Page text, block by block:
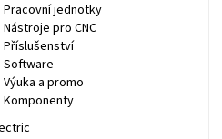
Pracovní jednotky
Nástroje pro CNC
Příslušenství
Software
Výuka a promo
Komponenty